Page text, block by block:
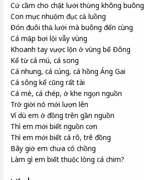
Cứ cầm cho chặt lưới thừng không buông
Con mực nhuộm đục cả luồng
Đón đuôi thả lưới mà buông đến cùng
Cá mập bơi lội vẫy vùng
Khoanh tay vược lộn ở vùng bể Đông
Kể từ cá mú, cá song
Cá nhung, cá cúng, cá hồng Áng Gai
Cá sông kể cũng rất tài
Cá mè, cá chép, ở khe ngọn nguồn
Trở giời nó mới lượn lên
Ví dù em ở đồng trên gần nguồn
Thì em mới biết nguồn cơn
Thì em mới biết cá rô, trê đồng
Bây giờ em chưa có chồng
Làm gì em biết thuộc lòng cá chim?